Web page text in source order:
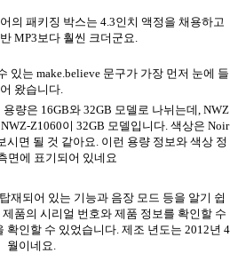
의 패키징 박스는 4.3인치 액정을 채용하고
MP3보다 훨씬 크더군요.
있는 make.believe 문구가 가장 먼저 눈에 들
어 왔습니다.
량은 16GB와 32GB 모델로 나뉘는데, NWZ
Z1060이 32GB 모델입니다. 색상은 Noir
면 될 것 같아요. 이런 용량 정보와 색상 정
면에 표기되어 있네요
재되어 있는 기능과 음장 모드 등을 알기 쉽
품의 시리얼 번호와 제품 정보를 확인할 수
확인할 수 있었습니다. 제조 년도는 2012년 4
월이네요.